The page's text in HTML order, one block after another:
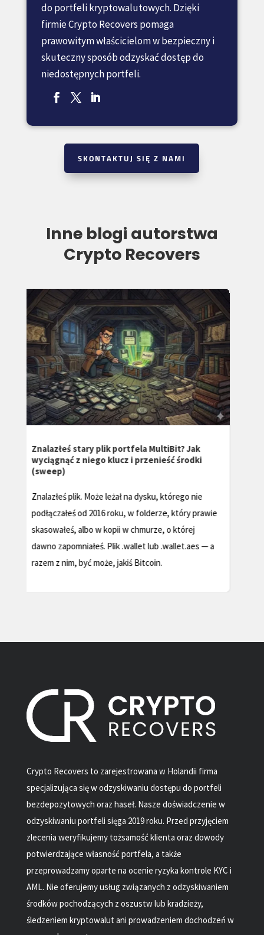
do portfeli kryptowalutowych. Dzięki
firmie Crypto Recovers pomaga
prawowitym właścicielom w bezpieczny i
skuteczny sposób odzyskać dostęp do
niedostępnych portfeli.
SKONTAKTUJ SIĘ Z NAMI
Inne blogi autorstwa
Crypto Recovers
przewodnik
Odzyskaj utracone MetaMask portfel w 2025 roku
rozwiązywania problemów. Dowiedz się, jak
uzyskać dostęp do zasobów kryptograficznych i
chronić swoją tożsamość cyfrową.
Crypto Recovers to zarejestrowana w Holandii firma
specjalizująca się w odzyskiwaniu dostępu do portfeli
bezdepozytowych oraz haseł. Nasze doświadczenie w
odzyskiwaniu portfeli sięga 2019 roku. Przed przyjęciem
zlecenia weryfikujemy tożsamość klienta oraz dowody
potwierdzające własność portfela, a także
przeprowadzamy oparte na ocenie ryzyka kontrole KYC i
AML. Nie oferujemy usług związanych z odzyskiwaniem
środków pochodzących z oszustw lub kradzieży,
śledzeniem kryptowalut ani prowadzeniem dochodzeń w